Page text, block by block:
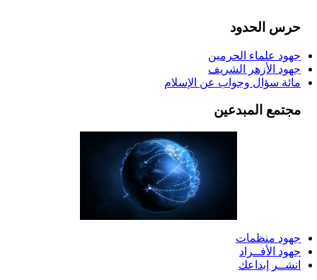
حرس الحدود
جهود علماء الحرمين
جهود الأزهر الشريف
مائة سؤال وجواب عن الإسلام
مجتمع المبدعين
جهود منظمات
جهود الأفــراد
انشــر إبداعك